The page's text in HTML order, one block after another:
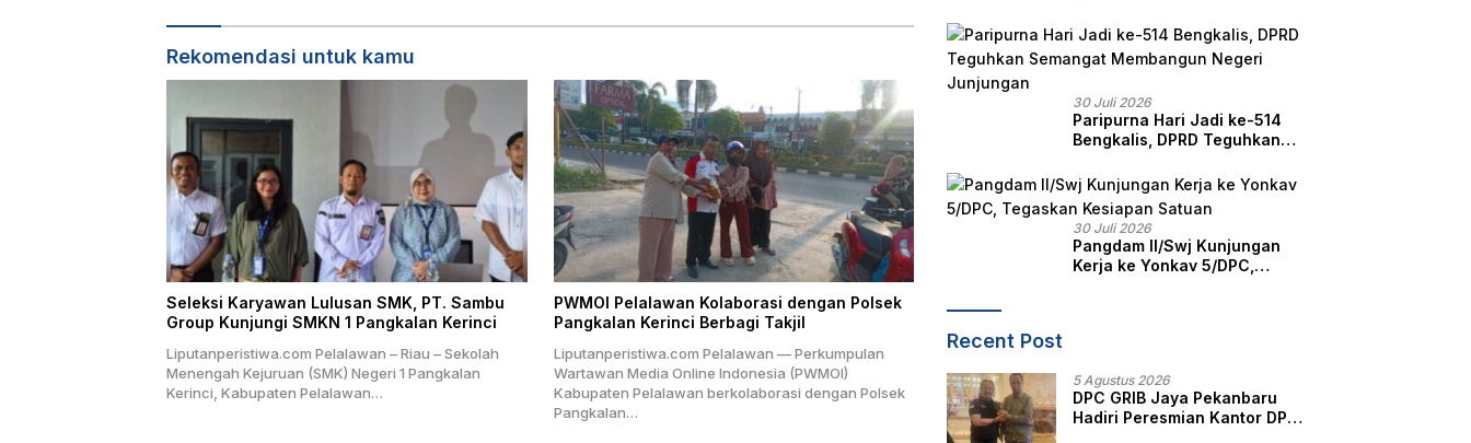
Rekomendasi untuk kamu
Seleksi Karyawan Lulusan SMK, PT. Sambu
Group Kunjungi SMKN 1 Pangkalan Kerinci
Liputanperistiwa.com Pelalawan – Riau – Sekolah
Menengah Kejuruan (SMK) Negeri 1 Pangkalan
Kerinci, Kabupaten Pelalawan…
PWMOI Pelalawan Kolaborasi dengan Polsek
Pangkalan Kerinci Berbagi Takjil
Liputanperistiwa.com Pelalawan — Perkumpulan
Wartawan Media Online Indonesia (PWMOI)
Kabupaten Pelalawan berkolaborasi dengan Polsek
Pangkalan…
Pelestarian Budaya Melayu
30 Juli 2026
Paripurna Hari Jadi ke-514
Bengkalis, DPRD Teguhkan
Negeri Junjungan
30 Juli 2026
Pangdam II/Swj Kunjungan
Kerja ke Yonkav 5/DPC,
Recent Post
5 Agustus 2026
DPC GRIB Jaya Pekanbaru
Hadiri Peresmian Kantor DPD